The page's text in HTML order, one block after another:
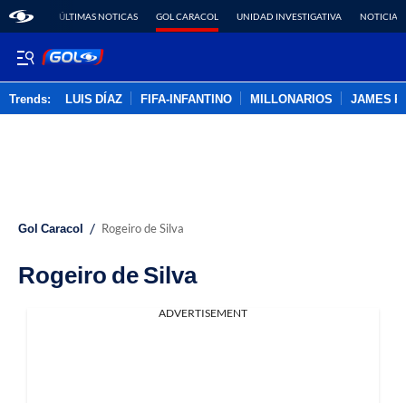
ÚLTIMAS NOTICAS GOL CARACOL UNIDAD INVESTIGATIVA NOTICIAS
Trends: LUIS DÍAZ FIFA-INFANTINO MILLONARIOS JAMES
Gol Caracol / Rogeiro de Silva
Rogeiro de Silva
ADVERTISEMENT